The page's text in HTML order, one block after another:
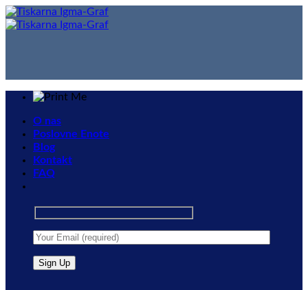
Skip
to
O nas
Poslovne Enote
Blog
Kontakt
FAQ